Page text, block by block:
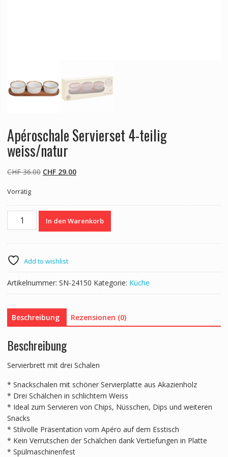
Apéroschale Servierset 4-teilig
weiss/natur
CHF36.00 Ursprünglicher
CHF 36.00
CHF29.00Aktueller
CHF 29.00.
Vorrätig
Apéroschale
Servierset
weiss/natur
Menge
In den Warenkorb
Add to wishlist
Artikelnummer: SN-24150 Kategorie: Küche
Beschreibung Rezensionen (0)
Beschreibung
Servierbrett mit drei Schalen
* Snackschalen mit schöner Servierplatte aus Akazienholz
* Drei Schälchen in schlichtem Weiss
* Ideal zum Servieren von Chips, Nüsschen, Dips und weiteren
Snacks
* Stilvolle Präsentation vom Apéro auf dem Esstisch
* Kein Verrutschen der Schälchen dank Vertiefungen in Platte
* Spülmaschinenfest